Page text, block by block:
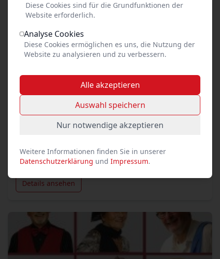
DAS Oldie Kabarett geht auf Kur
Details ansehen
Diese Cookies sind für die Grundfunktionen der
Website erforderlich.
Analyse Cookies
Diese Cookies ermöglichen es uns, die Nutzung der
Website zu analysieren und zu verbessern.
Alle akzeptieren
Auswahl speichern
Nur notwendige akzeptieren
Weitere Informationen finden Sie in unserer
Datenschutzerklärung und Impressum.